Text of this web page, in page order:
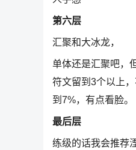
第六层
汇聚和大冰龙，
单体还是汇聚吧，
符文留到3个以上
到7%，有点看脸。
最后层
练级的话我会推